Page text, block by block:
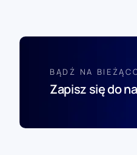
BĄDŹ NA
Zapisz się do